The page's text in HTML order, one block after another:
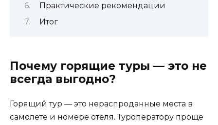
Практические рекомендации
Итог
Почему горящие туры — это не
всегда выгодно?
Горящий тур — это нераспроданные места в
самолёте и номере отеля. Туроператору проще